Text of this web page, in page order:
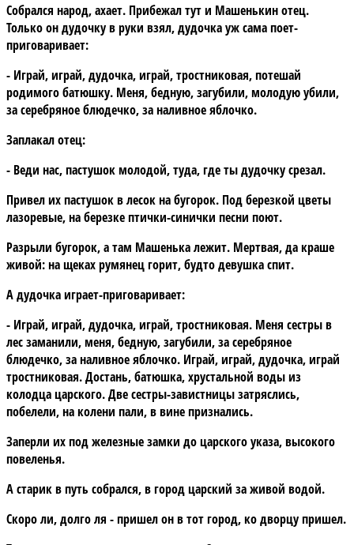
Собрался народ, ахает. Прибежал тут и Машенькин отец.
Только он дудочку в руки взял, дудочка уж сама поет-
приговаривает:
- Играй, играй, дудочка, играй, тростниковая, потешай
родимого батюшку. Меня, бедную, загубили, молодую убили,
за серебряное блюдечко, за наливное яблочко.
Заплакал отец:
- Веди нас, пастушок молодой, туда, где ты дудочку срезал.
Привел их пастушок в лесок на бугорок. Под березкой цветы
лазоревые, на березке птички-синички песни поют.
Разрыли бугорок, а там Машенька лежит. Мертвая, да краше
живой: на щеках румянец горит, будто девушка спит.
А дудочка играет-приговаривает:
- Играй, играй, дудочка, играй, тростниковая. Меня сестры в
лес заманили, меня, бедную, загубили, за серебряное
блюдечко, за наливное яблочко. Играй, играй, дудочка, играй
тростниковая. Достань, батюшка, хрустальной воды из
колодца царского. Две сестры-завистницы затряслись,
побелели, на колени пали, в вине признались.
Заперли их под железные замки до царского указа, высокого
повеленья.
А старик в путь собрался, в город царский за живой водой.
Скоро ли, долго ля - пришел он в тот город, ко дворцу пришел.